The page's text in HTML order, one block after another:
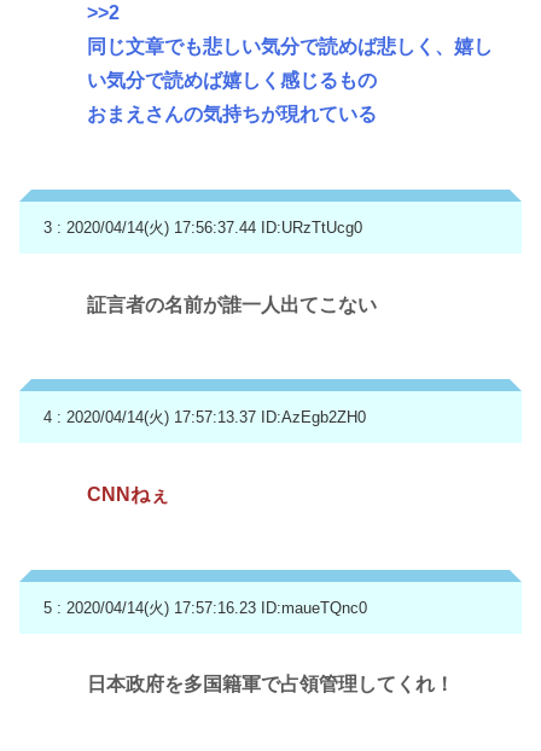
>>2
同じ文章でも悲しい気分で読めば悲しく、嬉し
い気分で読めば嬉しく感じるもの
おまえさんの気持ちが現れている
3 : 2020/04/14(火) 17:56:37.44 ID:URzTtUcg0
証言者の名前が誰一人出てこない
4 : 2020/04/14(火) 17:57:13.37 ID:AzEgb2ZH0
CNNねぇ
5 : 2020/04/14(火) 17:57:16.23 ID:maueTQnc0
日本政府を多国籍軍で占領管理してくれ！